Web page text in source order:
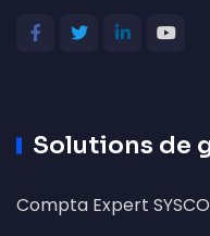
Solutions de
Compta Expert